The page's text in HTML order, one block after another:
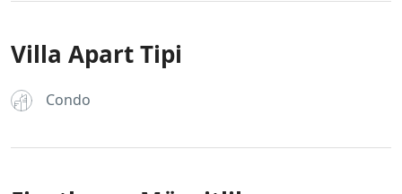
Villa Apart Tipi
Condo